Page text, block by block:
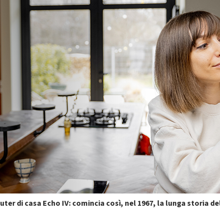
di casa Echo IV: comincia così, nel 1967, la lunga storia